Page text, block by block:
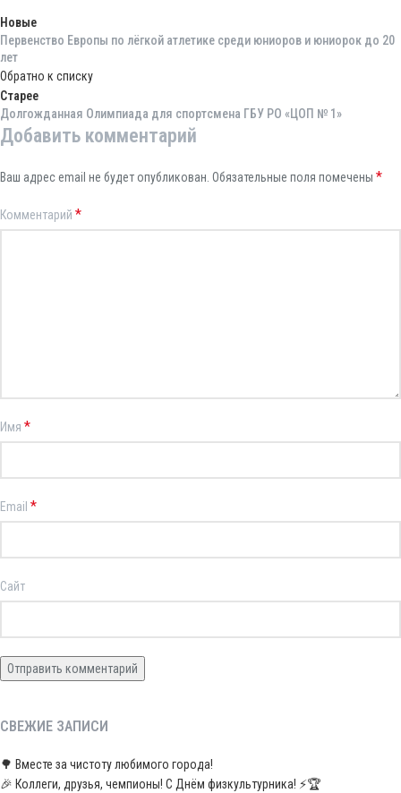
Новые
Первенство Европы по лёгкой атлетике среди юниоров и юниорок до 20
лет
Обратно к списку
Старее
Долгожданная Олимпиада для спортсмена ГБУ РО «ЦОП № 1»
Добавить комментарий
Ваш адрес email не будет опубликован. Обязательные поля помечены *
Комментарий *
Имя *
Email *
Сайт
СВЕЖИЕ ЗАПИСИ
🌳 Вместе за чистоту любимого города!
🎉 Коллеги, друзья, чемпионы! С Днём физкультурника! ⚡️🏆